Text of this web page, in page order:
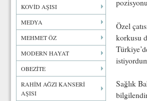
KOVİD AŞISI
MEDYA
MEHMET ÖZ
MODERN HAYAT
OBEZİTE
RAHİM AĞZI KANSERİ
AŞISI
Özel
korkusu
Sağlık